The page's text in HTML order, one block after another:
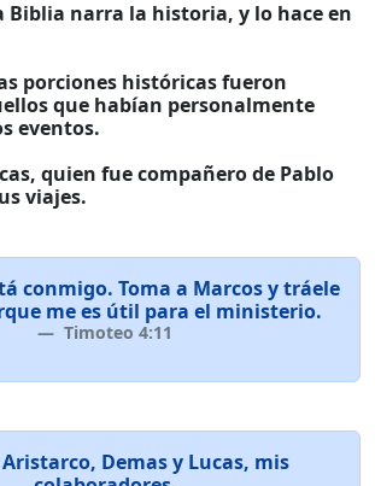
Biblia narra la historia, y lo hace en
porciones históricas fueron
que habían personalmente
eventos.
quien fue compañero de Pablo
viajes.
conmigo. Toma a Marcos y tráele
me es útil para el ministerio.
Timoteo 4:11
Demas y Lucas, mis